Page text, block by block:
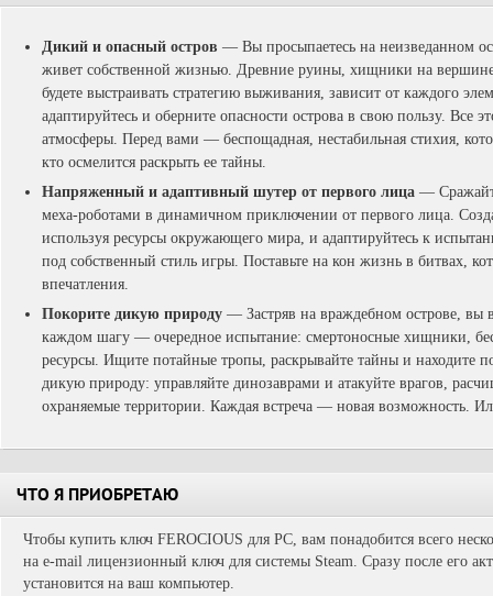
Дикий и опасный остров — Вы просыпаетесь на неизведанном
живет собственной жизнью. Древние руины, хищники на
будете выстраивать стратегию выживания, зависит от каждого
адаптируйтесь и оберните опасности острова в свою пользу. Все
атмосферы. Перед вами — беспощадная, нестабильная стихия,
кто осмелится раскрыть ее тайны.
Напряженный и адаптивный шутер от первого лица —
меха-роботами в динамичном приключении от первого лица.
используя ресурсы окружающего мира, и адаптируйтесь к
под собственный стиль игры. Поставьте на кон жизнь в битвах,
впечатления.
Покорите дикую природу — Застряв на враждебном острове, вы
каждом шагу — очередное испытание: смертоносные хищники,
ресурсы. Ищите потайные тропы, раскрывайте тайны и находите
дикую природу: управляйте динозаврами и атакуйте врагов,
охраняемые территории. Каждая встреча — новая возможность.
ЧТО Я ПРИОБРЕТАЮ
Чтобы купить ключ FEROCIOUS для PC, вам понадобится всего
на e-mail лицензионный ключ для системы Steam. Сразу после его
установится на ваш компьютер.